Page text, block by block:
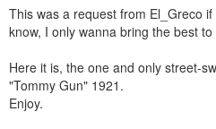
This was a request from El_Greco
know, I only wanna bring the best to
Here it is, the one and only street-
"Tommy Gun" 1921.
Enjoy.